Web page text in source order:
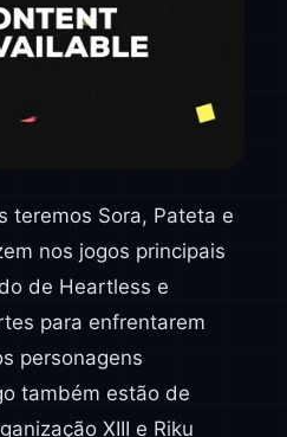
teremos Sora, Pateta e
nos jogos principais
de Heartless e
para enfrentarem
personagens
também estão de
XIII e Riku